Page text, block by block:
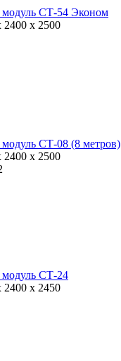
модуль СТ-54 Эконом
2400 х 2500
СТ-08 (8 метров)
2400 х 2500
СТ-24
2400 х 2450